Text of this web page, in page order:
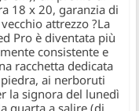
18 x 20, garanzia di
attrezzo ?La
Pro è diventata più
consistente e
racchetta dedicata
ai nerboruti
la signora del lunedì